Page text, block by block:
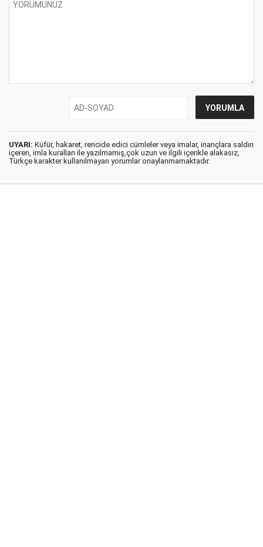
UYARI: Küfür, hakaret, rencide edici cümleler veya imalar, inançlara saldırı
içeren, imla kuralları ile yazılmamış,çok uzun ve ilgili içerikle alakasız,
Türkçe karakter kullanılmayan yorumlar onaylanmamaktadır.